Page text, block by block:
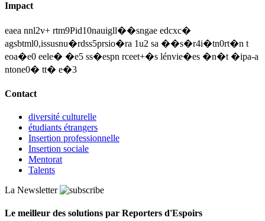
Impact
eaea nnl2v+ rtm9Pid10nauigll��sngae edcxc�
agsbtml0,issusnu�rdss5prsio�ra 1u2 sa ��s�r4i�tn0rt�n t
eoa�e0 eele� �e5 ss�espn rceet+�s lénvie�es �n�t �ipa-a
ntone0� tt� e�3
Contact
diversité culturelle
étudiants étrangers
Insertion professionnelle
Insertion sociale
Mentorat
Talents
La Newsletter
Le meilleur des solutions par Reporters d'Espoirs